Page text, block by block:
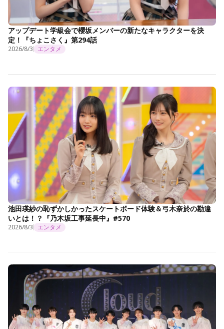
アップデート学級会で櫻坂メンバーの新たなキャラクターを決
定！『ちょこさく』第294話
2026/8/3 エンタメ
池田瑛紗の恥ずかしかったスケートボード体験＆弓木奈於の勘違
いとは！？『乃木坂工事延長中』#570
2026/8/3 エンタメ